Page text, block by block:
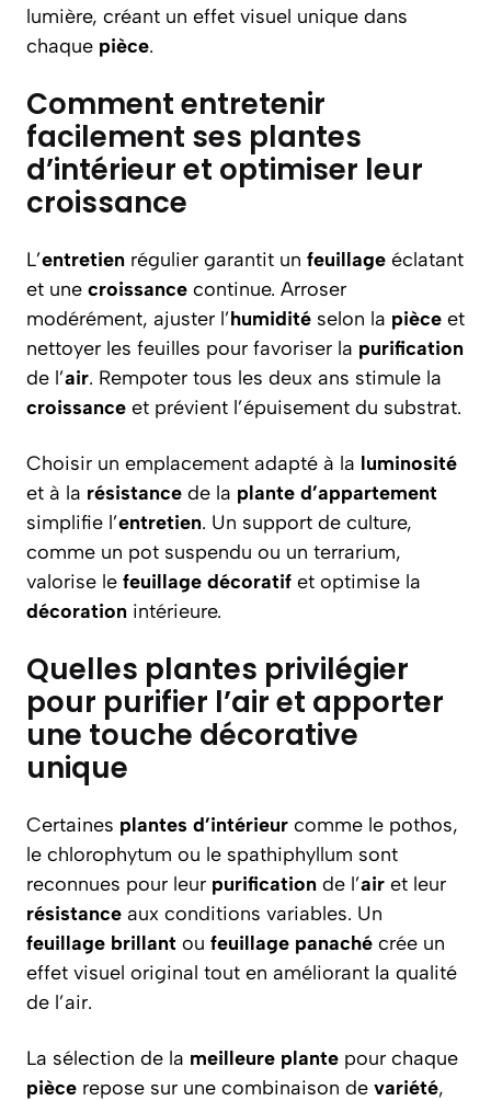
lumière, créant un effet visuel unique dans
chaque pièce.
Comment entretenir
facilement ses plantes
d’intérieur et optimiser leur
croissance
L’entretien régulier garantit un feuillage éclatant
et une croissance continue. Arroser
modérément, ajuster l’humidité selon la pièce et
nettoyer les feuilles pour favoriser la purification
de l’air. Rempoter tous les deux ans stimule la
croissance et prévient l’épuisement du substrat.
Choisir un emplacement adapté à la luminosité
et à la résistance de la plante d’appartement
simplifie l’entretien. Un support de culture,
comme un pot suspendu ou un terrarium,
valorise le feuillage décoratif et optimise la
décoration intérieure.
Quelles plantes privilégier
pour purifier l’air et apporter
une touche décorative
unique
Certaines plantes d’intérieur comme le pothos,
le chlorophytum ou le spathiphyllum sont
reconnues pour leur purification de l’air et leur
résistance aux conditions variables. Un
feuillage brillant ou feuillage panaché crée un
effet visuel original tout en améliorant la qualité
de l’air.
La sélection de la meilleure plante pour chaque
pièce repose sur une combinaison de variété,